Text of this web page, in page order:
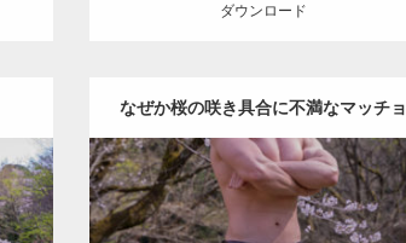
ダウンロード
なぜか桜の咲き具合に不満なマッチョ
(縦写真)
Update:2021.07.1
Category:桜とマッチョ kaichan